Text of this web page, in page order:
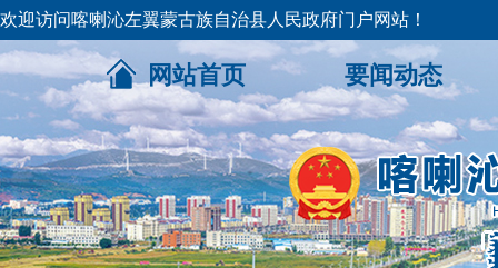
欢迎访问喀喇沁左翼蒙古族自治县人民政府门户网站！
网站首页 要闻动态